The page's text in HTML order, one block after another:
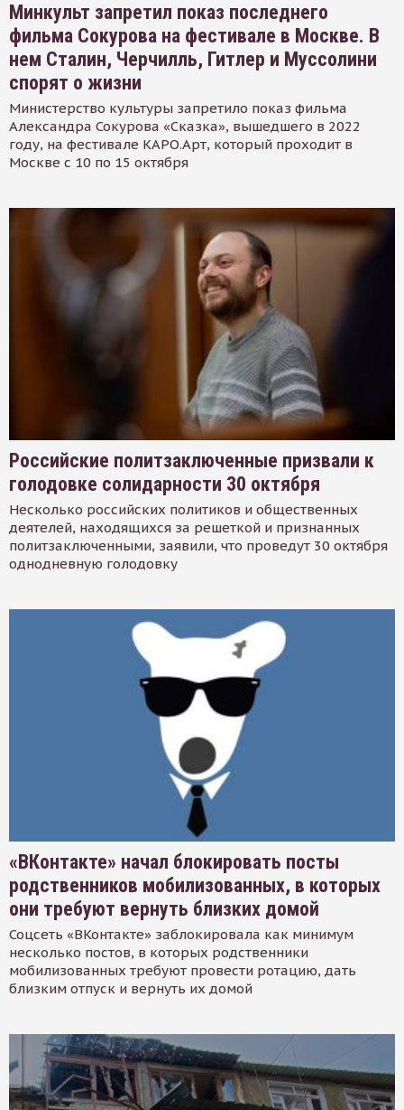
Минкульт запретил показ последнего
фильма Сокурова на фестивале в Москве. В
нем Сталин, Черчилль, Гитлер и Муссолини
спорят о жизни
Министерство культуры запретило показ фильма
Александра Сокурова «Сказка», вышедшего в 2022
году, на фестивале КАРО.Арт, который проходит в
Москве с 10 по 15 октября
Российские политзаключенные призвали к
голодовке солидарности 30 октября
Несколько российских политиков и общественных
деятелей, находящихся за решеткой и признанных
политзаключенными, заявили, что проведут 30 октября
однодневную голодовку
«ВКонтакте» начал блокировать посты
родственников мобилизованных, в которых
они требуют вернуть близких домой
Соцсеть «ВКонтакте» заблокировала как минимум
несколько постов, в которых родственники
мобилизованных требуют провести ротацию, дать
близким отпуск и вернуть их домой